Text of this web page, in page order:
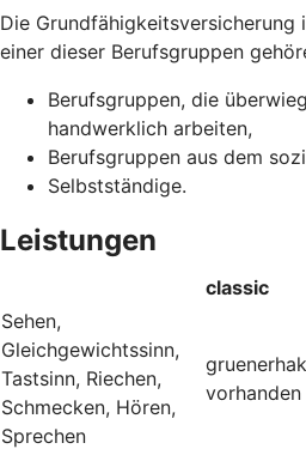
Die Grundfähigkeitsversicherung
einer dieser Berufsgruppen
Berufsgruppen, die
handwerklich arbeiten,
Berufsgruppen aus dem
Selbstständige.
Leistungen
classic
Sehen,
Gleichgewichtssinn,
Tastsinn, Riechen,
Schmecken, Hören,
Sprechen
vorhanden